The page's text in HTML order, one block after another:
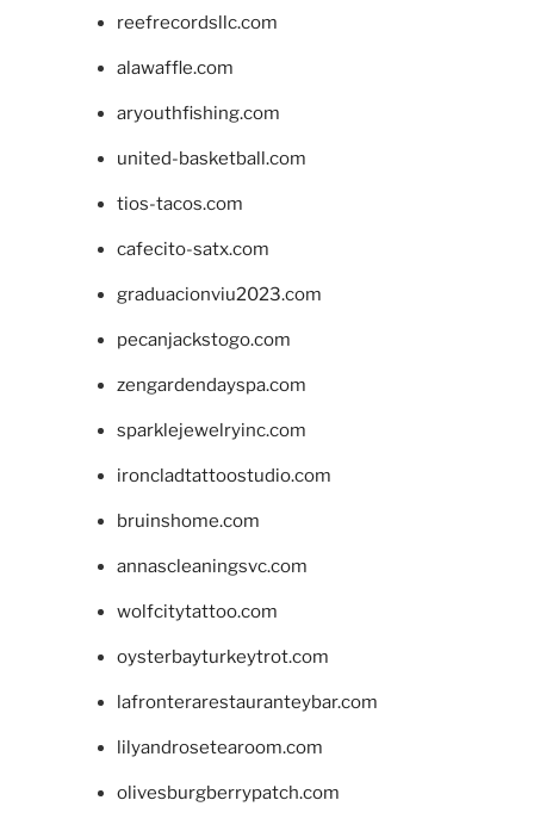
reefrecordsllc.com
alawaffle.com
aryouthfishing.com
united-basketball.com
tios-tacos.com
cafecito-satx.com
graduacionviu2023.com
pecanjackstogo.com
zengardendayspa.com
sparklejewelryinc.com
ironcladtattoostudio.com
bruinshome.com
annascleaningsvc.com
wolfcitytattoo.com
oysterbayturkeytrot.com
lafronterarestauranteybar.com
lilyandrosetearoom.com
olivesburgberrypatch.com